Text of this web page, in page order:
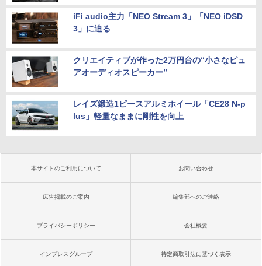
iFi audio主力「NEO Stream 3」「NEO iDSD
3」に迫る
クリエイティブが作った2万円台の“小さなピュ
アオーディオスピーカー”
レイズ鍛造1ピースアルミホイール「CE28 N-p
lus」軽量なままに剛性を向上
本サイトのご利用について お問い合わせ
広告掲載のご案内 編集部へのご連絡
プライバシーポリシー 会社概要
インプレスグループ 特定商取引法に基づく表示